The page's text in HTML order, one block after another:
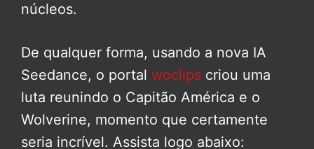
núcleos.
De qualquer forma, usando a nova IA
Seedance, o portal woclips criou uma
luta reunindo o Capitão América e o
Wolverine, momento que certamente
seria incrível. Assista logo abaixo: